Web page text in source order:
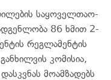
საყოველთაო-
86 ხმით 2-
რეგლამენტის
კომისია,
მოამზადებს